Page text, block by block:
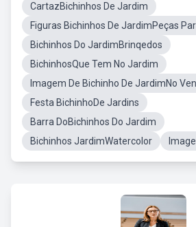
CartazBichinhos De Jardim
Figuras Bichinhos De JardimPeças
Bichinhos Do JardimBrinqedos
BichinhosQue Tem No Jardim
Imagem De Bichinho De JardimNo
Festa BichinhoDe Jardins
Barra DoBichinhos Do Jardim
Bichinhos JardimWatercolor